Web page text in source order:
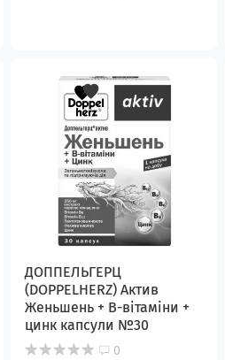
ДОППЕЛЬГЕРЦ
(DOPPELHERZ) Актив
Женьшень + В-вітаміни +
цинк капсули №30
0